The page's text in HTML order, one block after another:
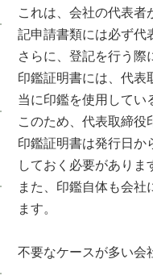
これは、会社の代表者
記申請書類には必ず代
さらに、登記を行う際
印鑑証明書には、代表
当に印鑑を使用してい
このため、代表取締役
印鑑証明書は発行日か
しておく必要がありま
また、印鑑自体も会
ます。
不要なケースが多い会